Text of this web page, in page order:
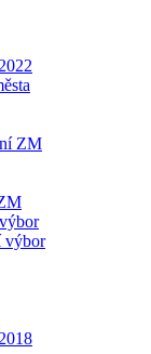
ZM
výbor